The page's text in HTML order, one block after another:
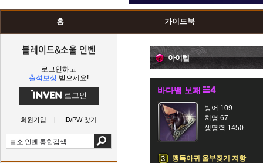
홈 가이드북
블레이드&소울 인벤
로그인하고
출석보상 받으세요!
로그인
회원가입 ID/PW 찾기
아이템
바다뱀 보패
방어 109
치명 67
생명력 1450
맹독아귀 울부짖기 저항